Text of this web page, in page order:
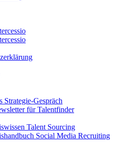
Strategie-Gespräch
für Talentfinder
Talent Sourcing
Social Media Recruiting